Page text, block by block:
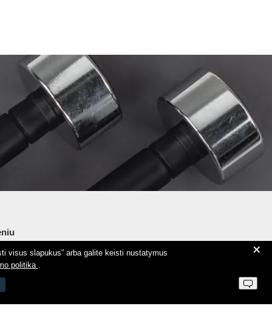
Aeromix +
visus slapukus” arba galite keisti nustatymus
politika .